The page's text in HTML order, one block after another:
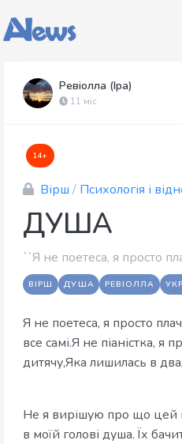
Ревіолла (Іра)
11 міс
14+
Вірш / Психологія і
ДУША
``Я не поетеса, я просто
ВІРШ ДУША РЕВІОЛЛА
Я не поетеса, я просто
все самі.Я не піаністка, я
дитячу,Яка лишилась в
Не я вирішую про що цей
в моїй голові душа. Їх